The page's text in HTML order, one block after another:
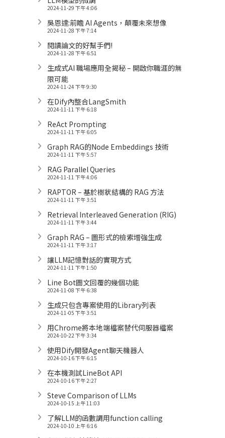
2024-11-29 下午 4:06
吳恩達:前瞻 AI Agents，顛覆未來想像
2024-11-28 下午 7:14
閱讀論文的好幫手們!
2024-11-28 下午 6:51
生成式AI 職場應用全揭秘 – 開啟你職涯的無
限可能
2024-11-24 下午 9:30
在Dify內整合LangSmith
2024-11-11 下午 6:18
ReAct Prompting
2024-11-11 下午 6:05
Graph RAG的Node Embeddings 技術
2024-11-11 下午 5:57
RAG Parallel Queries
2024-11-11 下午 4:06
RAPTOR – 基於樹狀結構的 RAG 方法
2024-11-11 下午 3:51
Retrieval Interleaved Generation (RIG)
2024-11-11 下午 3:44
Graph RAG – 圖形式的檢索增強生成
2024-11-11 下午 3:17
讓LLM記憶對話的實現方式
2024-11-11 下午 1:50
Line Bot圖文回覆的幾個功能
2024-11-08 下午 6:38
生成只包含專案使用的Library列表
2024-11-05 下午 3:51
用Chrome將本地端檔案替代伺服器檔案
2024-10-22 下午 3:34
使用Dify開發Agent聊天機器人
2024-10-16 下午 6:15
在本機測試LineBot API
2024-10-16 下午 2:27
Steve Comparison of LLMs
2024-10-15 上午 11:03
了解LLM的函數調用function calling
2024-10-10 上午 6:16